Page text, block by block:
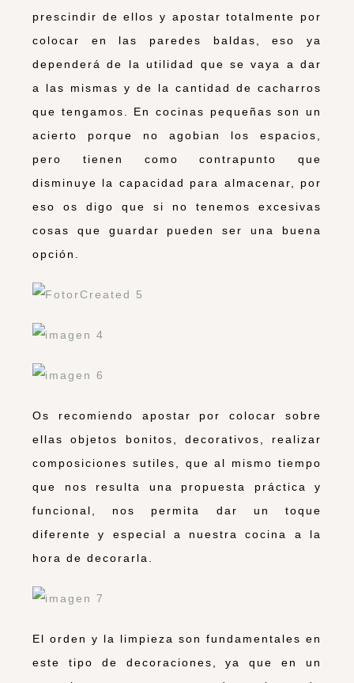
prescindir de ellos y apostar totalmente por
colocar en las paredes baldas, eso ya
dependerá de la utilidad que se vaya a dar
a las mismas y de la cantidad de cacharros
que tengamos. En cocinas pequeñas son un
acierto porque no agobian los espacios,
pero tienen como contrapunto que
disminuye la capacidad para almacenar, por
eso os digo que si no tenemos excesivas
cosas que guardar pueden ser una buena
opción.
Os recomiendo apostar por colocar sobre
ellas objetos bonitos, decorativos, realizar
composiciones sutiles, que al mismo tiempo
que nos resulta una propuesta práctica y
funcional, nos permita dar un toque
diferente y especial a nuestra cocina a la
hora de decorarla.
El orden y la limpieza son fundamentales en
este tipo de decoraciones, ya que en un